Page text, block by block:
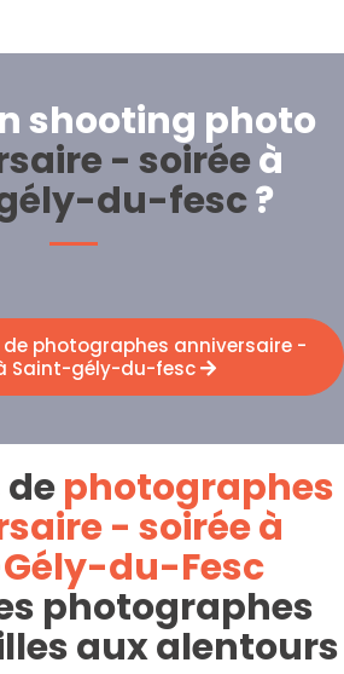
shooting photo
- soiréeà
du-fesc?
photographes anniversaire -
Saint-gély-du-fesc
dephotographes
- soirée à
du-Fesc
photographes
aux alentours